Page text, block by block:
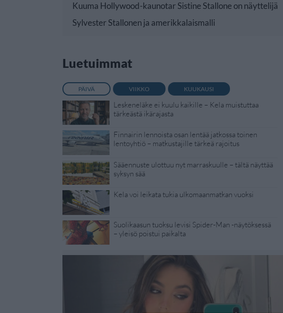
Kuuma Hollywood-kaunotar Sistine Stallone on näyttelijä
Sylvester Stallonen ja amerikkalaismalli
Luetuimmat
PÄIVÄ VIIKKO KUUKAUSI
Leskeneläke ei kuulu kaikille – Kela muistuttaa
tärkeästä ikärajasta
Finnairin lennoista osan lentää jatkossa toinen
lentoyhtiö – matkustajille tärkeä rajoitus
Sääennuste ulottuu nyt marraskuulle – tältä näyttää
syksyn sää
Kela voi leikata tukia ulkomaanmatkan vuoksi
Suolikaasun tuoksu levisi Spider-Man -näytöksessä
– yleisö poistui paikalta